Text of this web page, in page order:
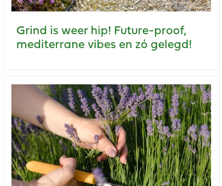
Grind is weer hip! Future-proof,
mediterrane vibes en zó gelegd!